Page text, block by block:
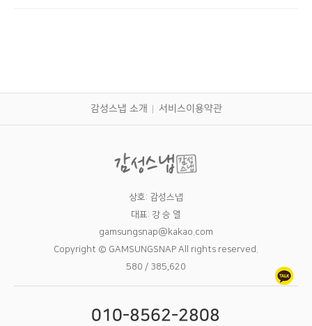
감성스냅 소개 서비스이용약관
상호: 감성스냅
대표: 강 승 열
gamsungsnap@kakao.com
Copyright © GAMSUNGSNAP All rights reserved.
580 / 385,620
010-8562-2808